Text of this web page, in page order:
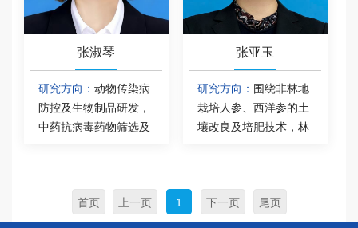
张淑琴
研究方向： 动物传染病
防控及生物制品研发，
中药抗病毒药物筛选及
张亚玉
研究方向： 围绕非林地
栽培人参、西洋参的土
壤改良及培肥技术，林
首页
上一页 1 下一页 尾页